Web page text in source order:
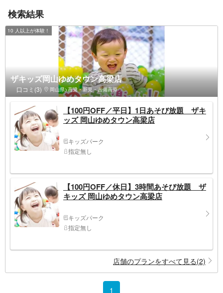
検索結果
10 人以上が体験！
ザキッズ岡山ゆめタウン高梁店
口コミ(3) 岡山県>高梁・新見・吉備高原
【100円OFF／平日】1日あそび放題 ザキ
ッズ 岡山ゆめタウン高梁店
キッズパーク
指定無し
【100円OFF／休日】3時間あそび放題 ザ
キッズ 岡山ゆめタウン高梁店
キッズパーク
指定無し
店舗のプランをすべて見る(2)
1